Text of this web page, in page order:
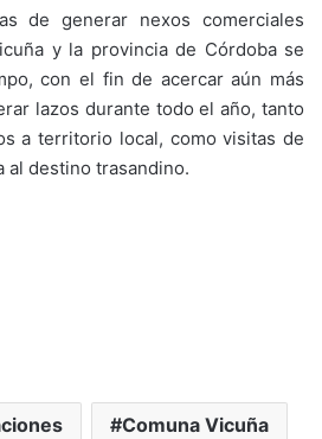
de generar nexos comerciales
y la provincia de Córdoba se
con el fin de acercar aún más
lazos durante todo el año, tanto
a territorio local, como visitas de
al destino trasandino.
Comuna Vicuña